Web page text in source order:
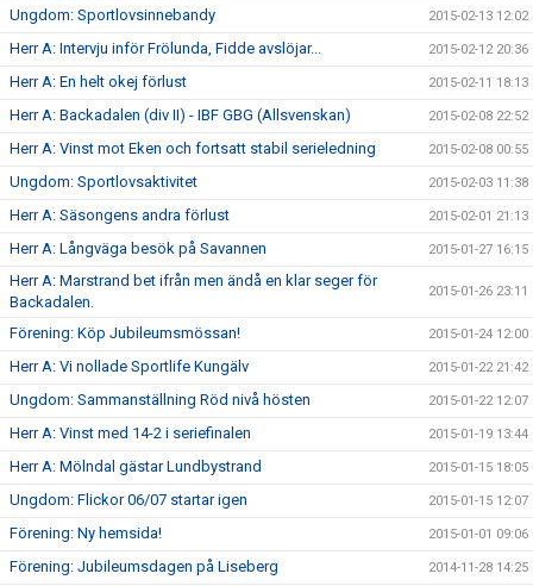
Ungdom: Sportlovsinnebandy 2015-02-13 12:02
Herr A: Intervju inför Frölunda, Fidde avslöjar... 2015-02-12 20:36
Herr A: En helt okej förlust 2015-02-11 18:13
Herr A: Backadalen (div II) - IBF GBG (Allsvenskan) 2015-02-08 22:52
Herr A: Vinst mot Eken och fortsatt stabil serieledning 2015-02-08 00:55
Ungdom: Sportlovsaktivitet 2015-02-03 11:38
Herr A: Säsongens andra förlust 2015-02-01 21:13
Herr A: Långväga besök på Savannen 2015-01-27 16:15
Herr A: Marstrand bet ifrån men ändå en klar seger för
Backadalen.
2015-01-26 23:11
Förening: Köp Jubileumsmössan! 2015-01-24 12:00
Herr A: Vi nollade Sportlife Kungälv 2015-01-22 21:42
Ungdom: Sammanställning Röd nivå hösten 2015-01-22 12:07
Herr A: Vinst med 14-2 i seriefinalen 2015-01-19 13:44
Herr A: Mölndal gästar Lundbystrand 2015-01-15 18:05
Ungdom: Flickor 06/07 startar igen 2015-01-15 12:07
Förening: Ny hemsida! 2015-01-01 09:06
Förening: Jubileumsdagen på Liseberg 2014-11-28 14:25